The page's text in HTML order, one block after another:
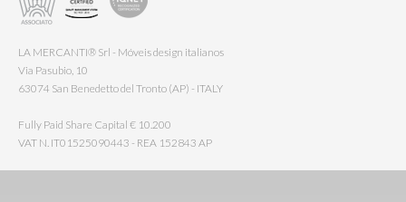
LA MERCANTI® Srl - Móveis design italianos
Via Pasubio, 10
63074 San Benedetto del Tronto (AP) - ITALY
Fully Paid Share Capital € 10.200
VAT N. IT01525090443 - REA 152843 AP